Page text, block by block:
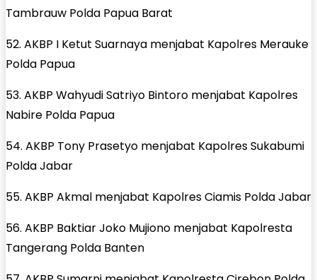
Tambrauw Polda Papua Barat
52. AKBP I Ketut Suarnaya menjabat Kapolres Merauke
Polda Papua
53. AKBP Wahyudi Satriyo Bintoro menjabat Kapolres
Nabire Polda Papua
54. AKBP Tony Prasetyo menjabat Kapolres Sukabumi
Polda Jabar
55. AKBP Akmal menjabat Kapolres Ciamis Polda Jabar
56. AKBP Baktiar Joko Mujiono menjabat Kapolresta
Tangerang Polda Banten